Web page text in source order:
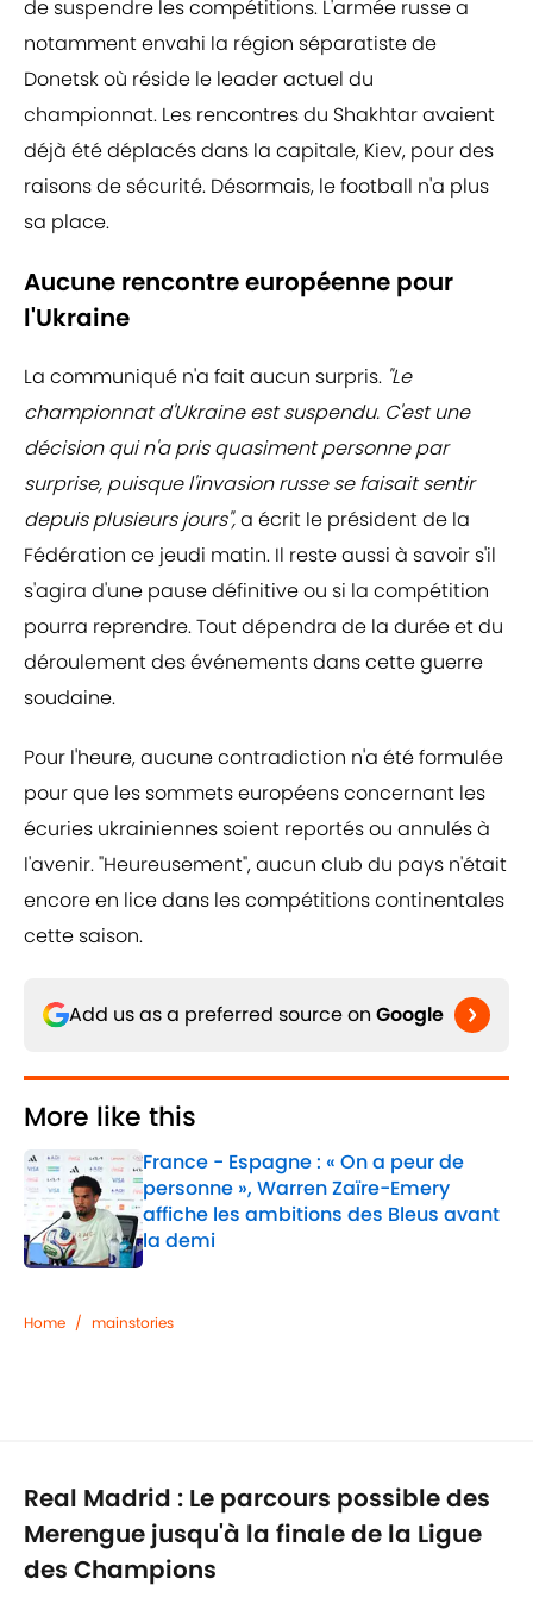
de suspendre les compétitions. L'armée russe a
notamment envahi la région séparatiste de
Donetsk où réside le leader actuel du
championnat. Les rencontres du Shakhtar avaient
déjà été déplacés dans la capitale, Kiev, pour des
raisons de sécurité. Désormais, le football n'a plus
sa place.
Aucune rencontre européenne pour
l'Ukraine
La communiqué n'a fait aucun surpris. "Le
championnat d'Ukraine est suspendu. C'est une
décision qui n'a pris quasiment personne par
surprise, puisque l'invasion russe se faisait sentir
depuis plusieurs jours",a écrit le président de la
Fédération ce jeudi matin. Il reste aussi à savoir s'il
s'agira d'une pause définitive ou si la compétition
pourra reprendre. Tout dépendra de la durée et du
déroulement des événements dans cette guerre
soudaine.
Pour l'heure, aucune contradiction n'a été formulée
pour que les sommets européens concernant les
écuries ukrainiennes soient reportés ou annulés à
l'avenir. "Heureusement", aucun club du pays n'était
encore en lice dans les compétitions continentales
cette saison.
Add us as a preferred source on Google
More like this
France - Espagne : « On a peur de
personne », Warren Zaïre-Emery
affiche les ambitions des Bleus avant
la demi
Published by on Invalid Date
Home / mainstories
Real Madrid : Le parcours possible des
Merengue jusqu'à la finale de la Ligue
des Champions